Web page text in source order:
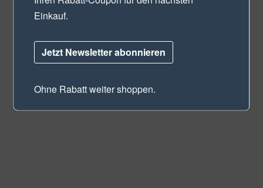
Einkauf.
Jetzt Newsletter abonnieren
Ohne Rabatt weiter shoppen.